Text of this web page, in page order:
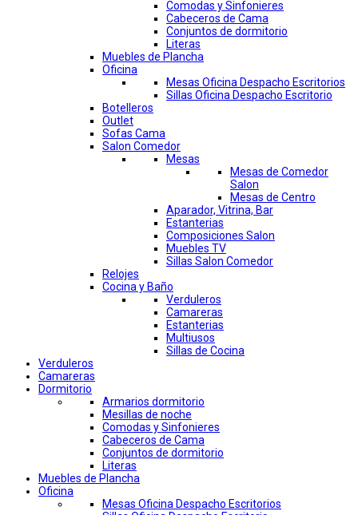
Comodas y Sinfonieres
Cabeceros de Cama
Conjuntos de dormitorio
Literas
Muebles de Plancha
Oficina
Mesas Oficina Despacho Escritorios
Sillas Oficina Despacho Escritorio
Botelleros
Outlet
Sofas Cama
Salon Comedor
Mesas
Mesas de Comedor
Salon
Mesas de Centro
Aparador, Vitrina, Bar
Estanterias
Composiciones Salon
Muebles TV
Sillas Salon Comedor
Relojes
Cocina y Baño
Verduleros
Camareras
Estanterias
Multiusos
Sillas de Cocina
Verduleros
Camareras
Dormitorio
Armarios dormitorio
Mesillas de noche
Comodas y Sinfonieres
Cabeceros de Cama
Conjuntos de dormitorio
Literas
Muebles de Plancha
Oficina
Mesas Oficina Despacho Escritorios